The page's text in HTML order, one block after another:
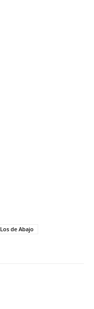
Los de Abajo